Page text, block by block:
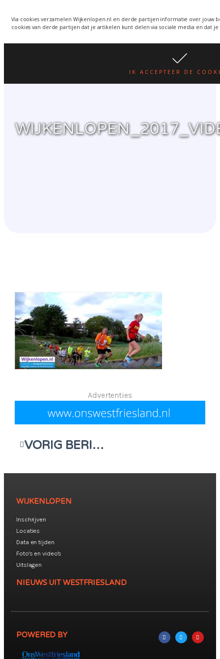
Via cookies verzamelen Wijkenlopen.nl en derde partijen informatie over jouw
cookies van derde partijen dat je artikelen kunt delen via sociale media en dat
IK ACCEPTEER DE
wordt een week verplaatst
i.v.m. warmte.lees hier
WIJKENLOPEN.NL
Advertenties
VORIG BERICHT
WIJKENLOPEN
Inschrijven
Locaties
Data en tijden
Foto's en video's
Uitslagen
NIEUWS UIT WESTFRIESLAND
POWERED BY